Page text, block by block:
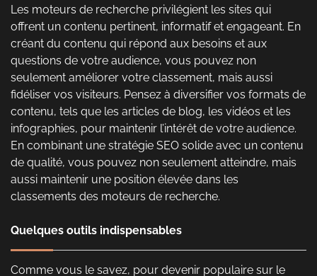
Les moteurs de recherche privilégient les sites qui
offrent un contenu pertinent, informatif et engageant. En
créant du contenu qui répond aux besoins et aux
questions de votre audience, vous pouvez non
seulement améliorer votre classement, mais aussi
fidéliser vos visiteurs. Pensez à diversifier vos formats de
contenu, tels que les articles de blog, les vidéos et les
infographies, pour maintenir l’intérêt de votre audience.
En combinant une stratégie SEO solide avec un contenu
de qualité, vous pouvez non seulement atteindre, mais
aussi maintenir une position élevée dans les
classements des moteurs de recherche.
Quelques outils indispensables
Comme vous le savez, pour devenir populaire sur le